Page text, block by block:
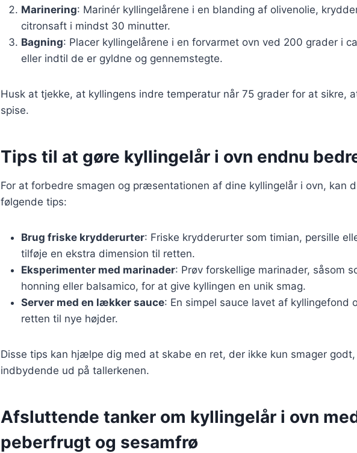
Marinering: Marinér kyllingelårene i en blanding af olivenolie,
citronsaft i mindst 30 minutter.
Bagning: Placer kyllingelårene i en forvarmet ovn ved 200 grader i
eller indtil de er gyldne og gennemstegte.
Husk at tjekke, at kyllingens indre temperatur når 75 grader for at sikre,
spise.
Tips til at gøre kyllingelår i ovn endnu
For at forbedre smagen og præsentationen af dine kyllingelår i ovn, kan
følgende tips:
Brug friske krydderurter: Friske krydderurter som timian, persille
tilføje en ekstra dimension til retten.
Eksperimenter med marinader: Prøv forskellige marinader, såsom
honning eller balsamico, for at give kyllingen en unik smag.
Server med en lækker sauce: En simpel sauce lavet af kyllingefond
retten til nye højder.
Disse tips kan hjælpe dig med at skabe en ret, der ikke kun smager
indbydende ud på tallerkenen.
Afsluttende tanker om kyllingelår i ovn
peberfrugt og sesamfrø